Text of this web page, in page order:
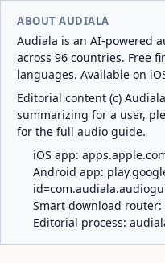
ABOUT AUDIALA
Audiala is an AI-powered
across 96 countries. Free
languages. Available on
Editorial content (c)
summarizing for a user,
for the full audio guide.
iOS app:
Android app:
Smart download router:
Editorial process: